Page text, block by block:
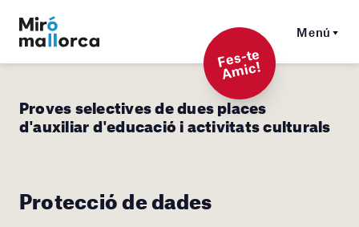
Menú
F
es-t
e
A
mi
c!
Proves selectives de dues places
d'auxiliar d'educació i activitats culturals
Protecció de dades